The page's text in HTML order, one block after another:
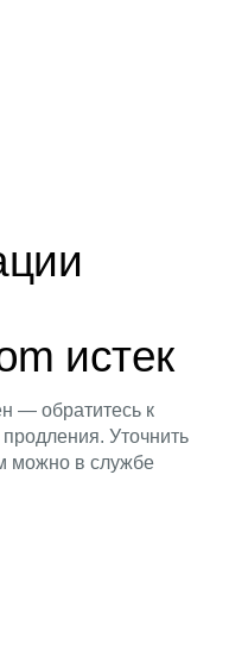
истек
— обратитесь к
Уточнить
можно в службе